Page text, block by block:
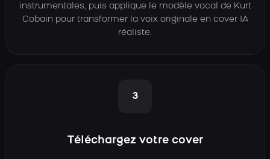
instrumentales, puis applique le modèle vocal de Kurt
Cobain pour transformer la voix originale en cover IA
réaliste.
3
Téléchargez votre cover